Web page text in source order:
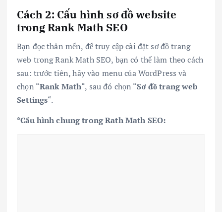
Cách 2: Cấu hình sơ đồ website
trong Rank Math SEO
Bạn đọc thân mến, để truy cập cài đặt sơ đồ trang
web trong Rank Math SEO, bạn có thể làm theo cách
sau: trước tiên, hãy vào menu của WordPress và
chọn “Rank Math“, sau đó chọn “Sơ đồ trang web
Settings“.
*Cấu hình chung trong Rath Math SEO: